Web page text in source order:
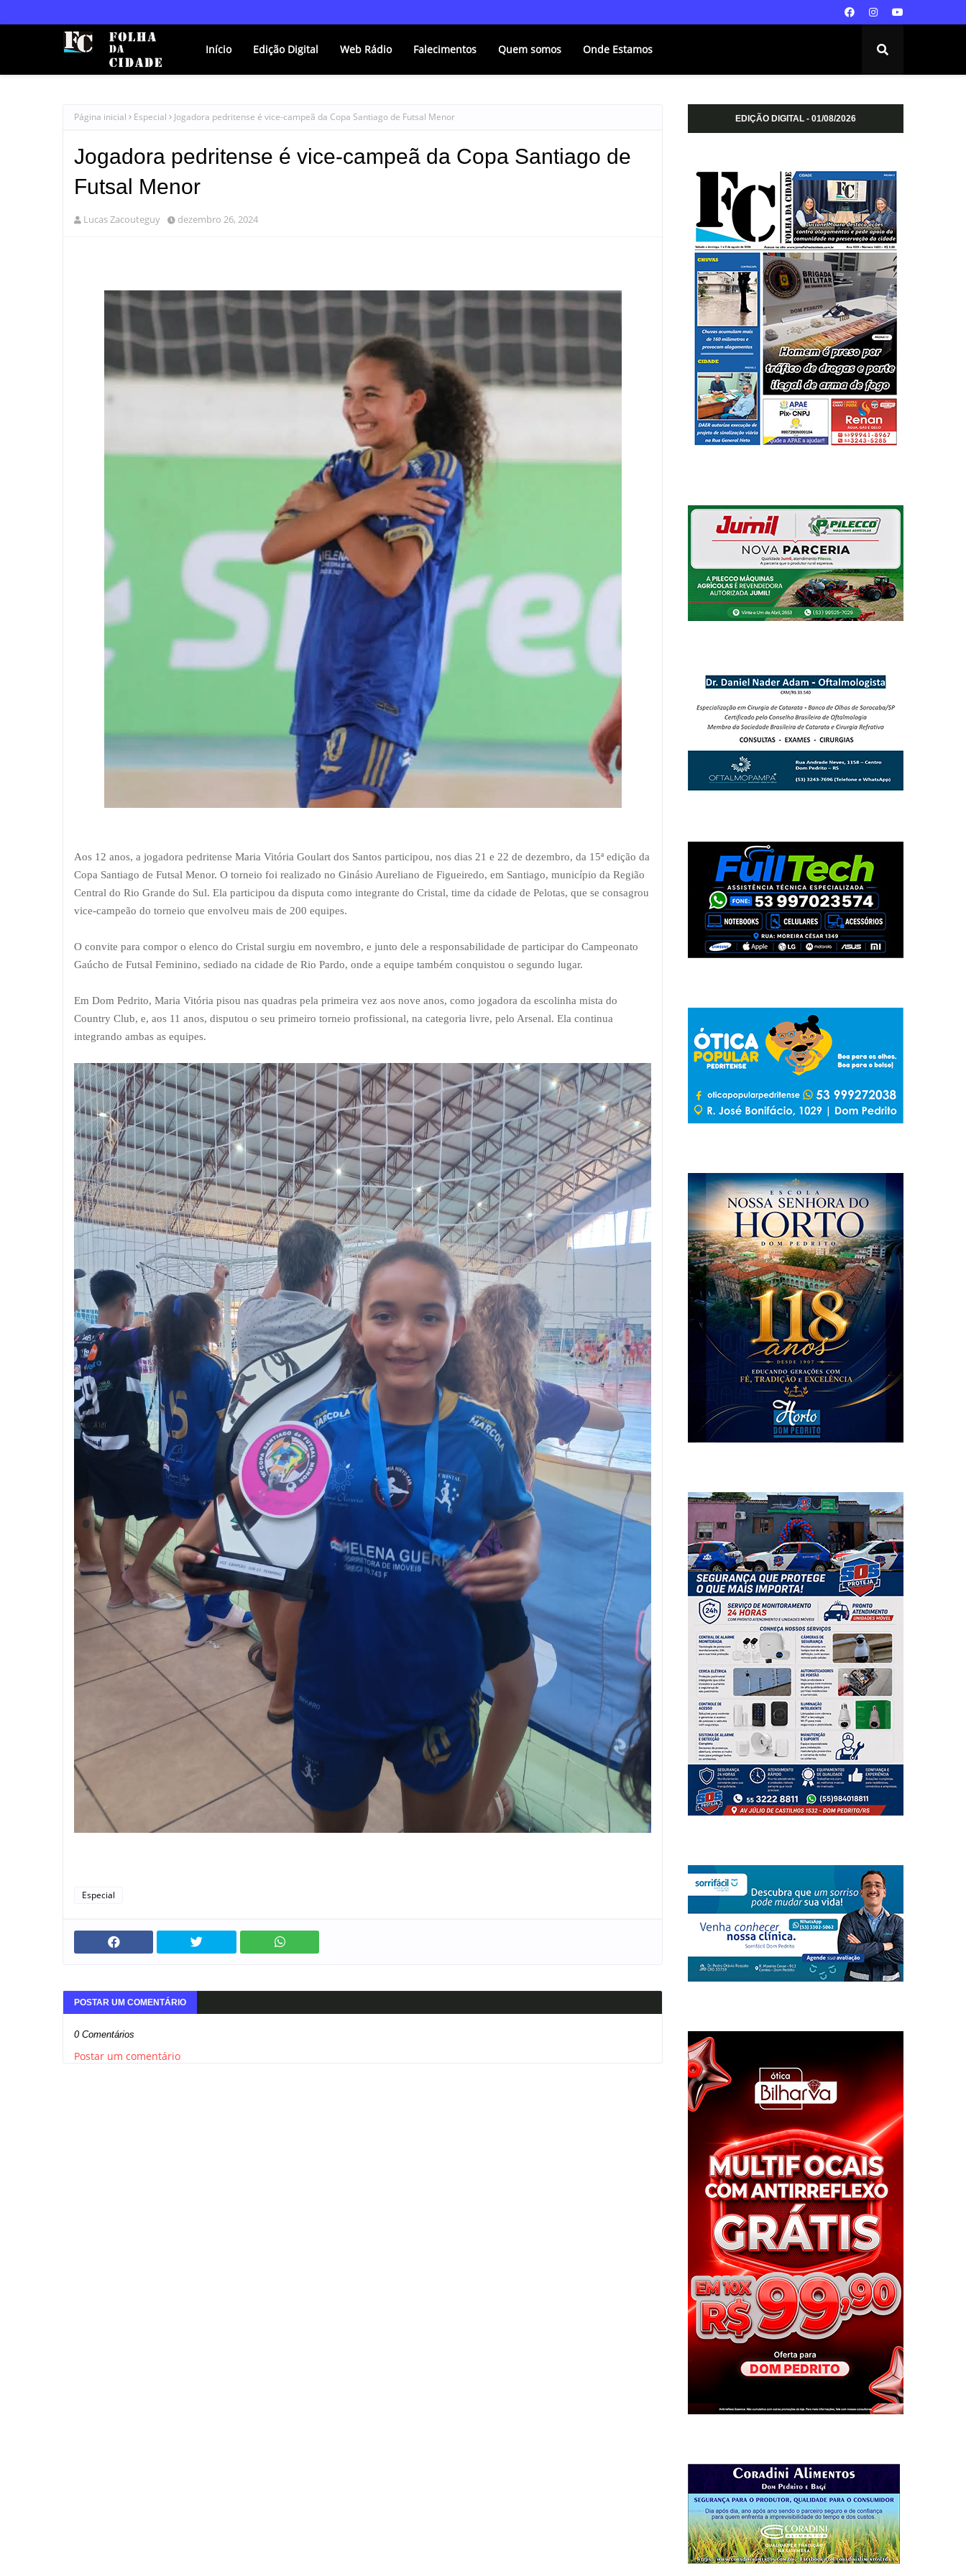
Início Edição Digital Web Rádio Falecimentos Quem somos Onde Estamos
Página inicial Especial Jogadora pedritense é vice-campeã da Copa Santiago de Futsal Menor
Jogadora pedritense é vice-campeã da Copa Santiago de
Futsal Menor
Lucas Zacouteguy dezembro 26, 2024
Aos 12 anos, a jogadora pedritense Maria Vitória Goulart dos Santos participou, nos dias 21 e 22 de dezembro, da 15ª edição da
Copa Santiago de Futsal Menor. O torneio foi realizado no Ginásio Aureliano de Figueiredo, em Santiago, município da Região
Central do Rio Grande do Sul. Ela participou da disputa como integrante do Cristal, time da cidade de Pelotas, que se consagrou
vice-campeão do torneio que envolveu mais de 200 equipes.
O convite para compor o elenco do Cristal surgiu em novembro, e junto dele a responsabilidade de participar do Campeonato
Gaúcho de Futsal Feminino, sediado na cidade de Rio Pardo, onde a equipe também conquistou o segundo lugar.
Em Dom Pedrito, Maria Vitória pisou nas quadras pela primeira vez aos nove anos, como jogadora da escolinha mista do
Country Club, e, aos 11 anos, disputou o seu primeiro torneio profissional, na categoria livre, pelo Arsenal. Ela continua
integrando ambas as equipes.
Especial
POSTAR UM COMENTÁRIO
0 Comentários
Postar um comentário
EDIÇÃO DIGITAL - 01/08/2026